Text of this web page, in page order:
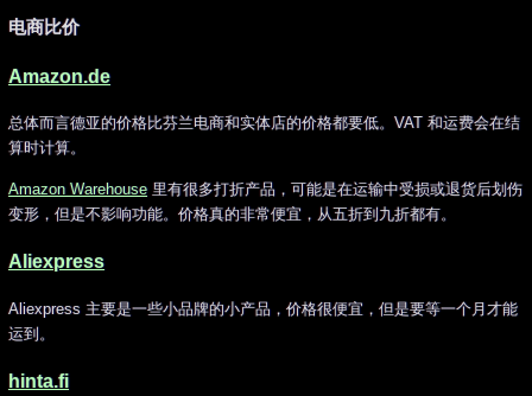
电商比价
Amazon.de
总体而言德亚的价格比芬兰电商和实体店的价格都要低。VAT 和运费会在结
算时计算。
Amazon Warehouse里有很多打折产品，可能是在运输中受损或退货后划伤
变形，但是不影响功能。价格真的非常便宜，从五折到九折都有。
Aliexpress
Aliexpress 主要是一些小品牌的小产品，价格很便宜，但是要等一个月才能
运到。
hinta.fi